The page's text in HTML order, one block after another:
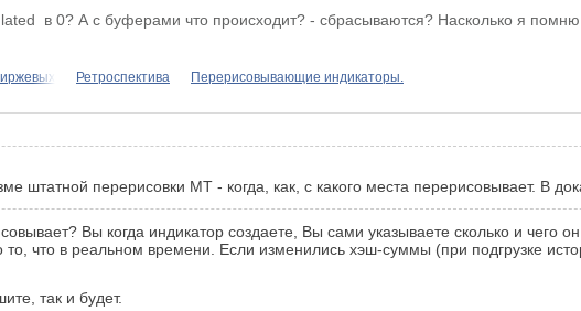
в 0? А с буферами что происходит? - сбрасываются? Насколько я
Ретроспектива Перерисовывающие индикаторы.
штатной перерисовки МТ - когда, как, с какого места перерисовывает. В
Вы когда индикатор создаете, Вы сами указываете сколько и чего
то, что в реальном времени. Если изменились хэш-суммы (при подгрузке
так и будет.